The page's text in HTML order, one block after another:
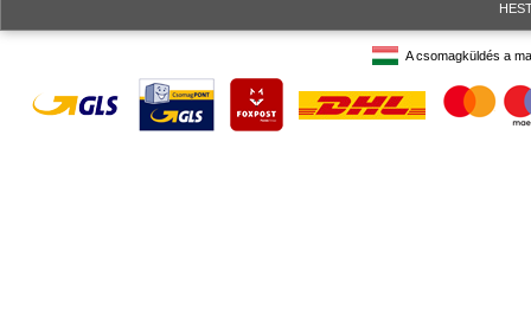
A csomagküldés a